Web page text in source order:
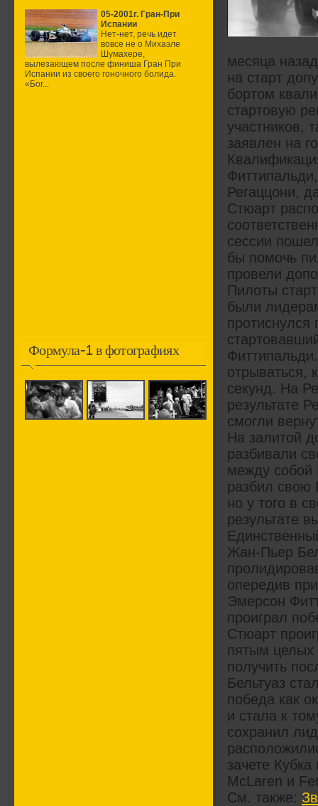
05-2001г. Гран-При
Испании
Нет-нет, речь идет
вовсе не о Михаэле
Шумахере,
вылезающем после финиша Гран При
Испании из своего гоночного болида.
«Бог...
Формула-1 в фотографиях
месяца
на старт
бортом
стартовую
участников,
заявлен на
Регаццони,
Стюарт
сессии
бы помочь
провели
Пилоты
были
отрываться,
секунд. На
результате
смогли
На залитой
разбивали
между собой
разбил свою
но у того в
результате
Жан-Пьер
опередив
Эмерсон
проиграл
Стюарт
пятым целых
получить
Бельтуаз
победа как
и стала к
сохранил
зачете
McLaren и
См. также: